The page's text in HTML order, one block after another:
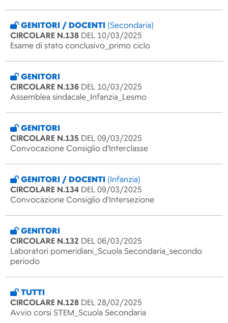
GENITORI / DOCENTI (Secondaria)
CIRCOLARE N.138 DEL 10/03/2025
Esame di stato conclusivo_primo ciclo
GENITORI
CIRCOLARE N.136 DEL 10/03/2025
Assemblea sindacale_Infanzia_Lesmo
GENITORI
CIRCOLARE N.135 DEL 09/03/2025
Convocazione Consiglio d'Interclasse
GENITORI / DOCENTI (Infanzia)
CIRCOLARE N.134 DEL 09/03/2025
Convocazione Consiglio d'Intersezione
GENITORI
CIRCOLARE N.132 DEL 06/03/2025
Laboratori pomeridiani_Scuola Secondaria_secondo
periodo
TUTTI
CIRCOLARE N.128 DEL 28/02/2025
Avvio corsi STEM_Scuola Secondaria